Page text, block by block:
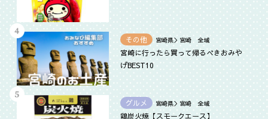
その他 宮崎県＞宮崎 全域
宮崎に行ったら買って帰るべきおみや
げBEST10
グルメ 宮崎県＞宮崎 全域
鶏炭火焼【スモークエース】